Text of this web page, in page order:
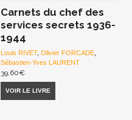
Carnets du chef des
services secrets 1936-
1944
Louis RIVET,Olivier FORCADE
Sébastien-Yves LAURENT
39,60€
VOIR LE LIVRE